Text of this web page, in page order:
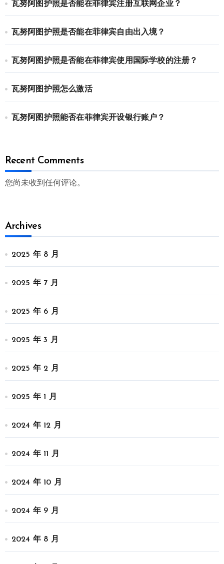
瓦努阿图护照是否能在菲律宾注册互联网企业？
瓦努阿图护照是否能在菲律宾自由出入境？
瓦努阿图护照是否能在菲律宾使用国际学校的注册？
瓦努阿图护照怎么激活
瓦努阿图护照能否在菲律宾开设银行账户？
Recent Comments
您尚未收到任何评论。
Archives
2025 年 8 月
2025 年 7 月
2025 年 6 月
2025 年 3 月
2025 年 2 月
2025 年 1 月
2024 年 12 月
2024 年 11 月
2024 年 10 月
2024 年 9 月
2024 年 8 月